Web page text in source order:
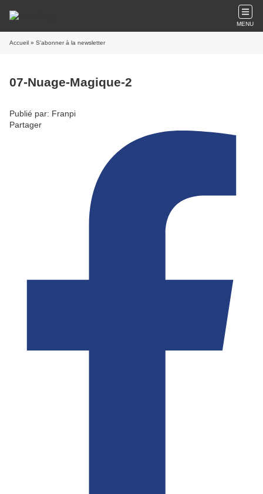
MENU
Accueil » S'abonner à la newsletter
07-Nuage-Magique-2
Publié par: Franpi
Partager